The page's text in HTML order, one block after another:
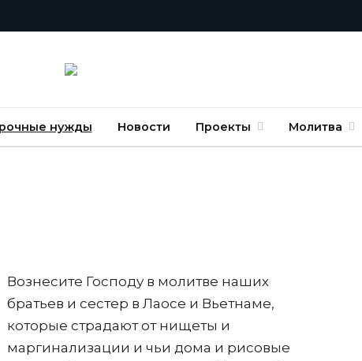
нужды Новости Проекты Молитва
Вознесите Господу в молитве наших
братьев и сестер в Лаосе и Вьетнаме,
которые страдают от нищеты и
маргинализации и чьи дома и рисовые